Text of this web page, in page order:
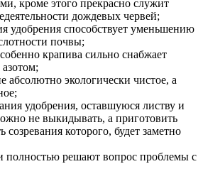
кроме этого прекрасно служит
дождевых червей;
удобрения способствует уменьшению
почвы;
крапива сильно снабжает
абсолютно экологически чистое, а
удобрения, оставшуюся листву и
не выкидывать, а приготовить
созревания которого, будет заметно
полностью решают вопрос проблемы с